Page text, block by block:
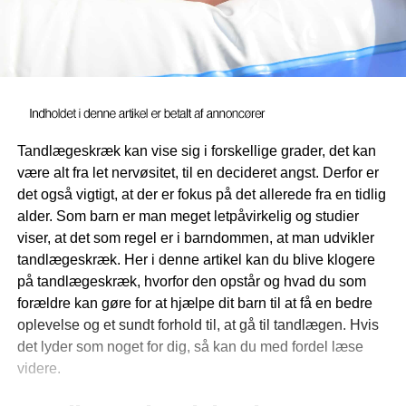
Tandlægeskræk kan vise sig i forskellige grader, det kan
være alt fra let nervøsitet, til en decideret angst. Derfor er
det også vigtigt, at der er fokus på det allerede fra en tidlig
alder. Som barn er man meget letpåvirkelig og studier
viser, at det som regel er i barndommen, at man udvikler
tandlægeskræk. Her i denne artikel kan du blive klogere
på tandlægeskræk, hvorfor den opstår og hvad du som
forældre kan gøre for at hjælpe dit barn til at få en bedre
oplevelse og et sundt forhold til, at gå til tandlægen. Hvis
det lyder som noget for dig, så kan du med fordel læse
videre.